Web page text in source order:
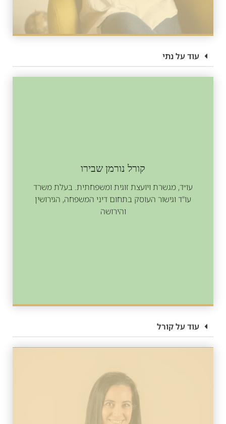
עוד על נתי
קורל נורמן שבירו
עו״ד, מגשרת ויועצת זוגית ומשפחתית. בעלת משרד
עו"ד וגישור העוסק בתחום דיני המשפחה, הגירושין
והירושה
עוד על קורל